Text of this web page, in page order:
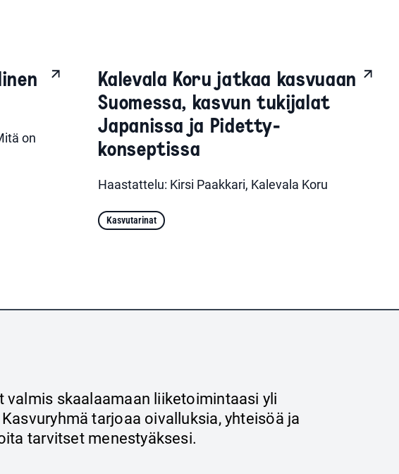
on
Kalevala Koru jatkaa kasvuaan
Suomessa, kasvun tukijalat
Japanissa ja Pidetty-
konseptissa
Haastattelu: Kirsi Paakkari, Kalevala Koru
Kasvutarinat
valmis skaalaamaan liiketoimintaasi yli
tarjoaa oivalluksia, yhteisöä ja
tarvitset menestyäksesi.